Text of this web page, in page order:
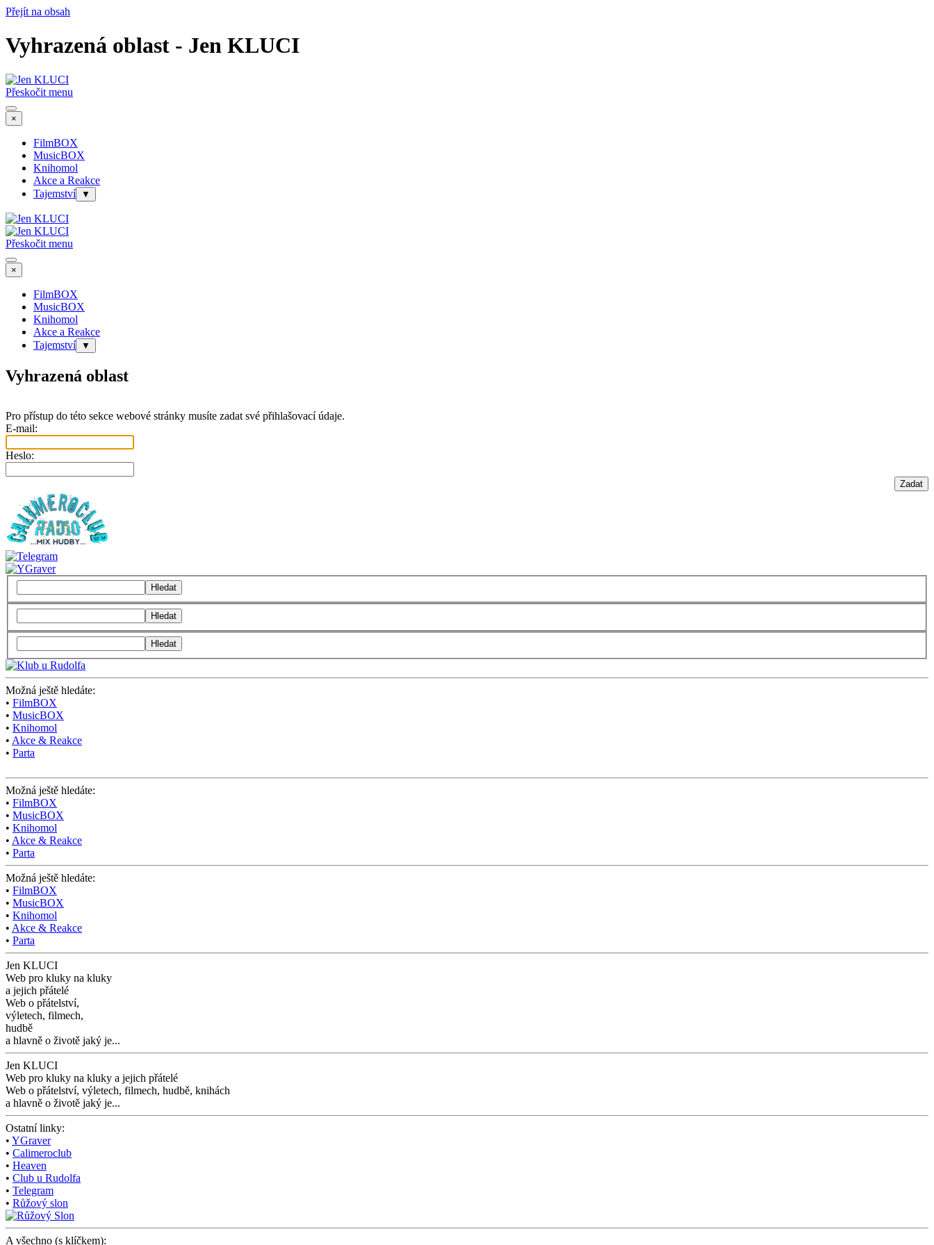
Přejít na obsah
Vyhrazená oblast - Jen KLUCI
Přeskočit menu
×
FilmBOX
MusicBOX
Knihomol
Akce a Reakce
Tajemství
▼
Přeskočit menu
×
FilmBOX
MusicBOX
Knihomol
Akce a Reakce
Tajemství
▼
Vyhrazená oblast
Pro přístup do této sekce webové stránky musíte zadat své přihlašovací údaje.
E-mail:
Heslo:
Hledat
Hledat
Hledat
Možná ještě hledáte:
• FilmBOX
• MusicBOX
• Knihomol
• Akce & Reakce
• Parta
Možná ještě hledáte:
• FilmBOX
• MusicBOX
• Knihomol
• Akce & Reakce
• Parta
Možná ještě hledáte:
• FilmBOX
• MusicBOX
• Knihomol
• Akce & Reakce
• Parta
Jen KLUCI
Web pro kluky na kluky
a jejich přátelé
Web o přátelství,
výletech, filmech,
hudbě
a hlavně o životě jaký je...
Jen KLUCI
Web pro kluky na kluky a jejich přátelé
Web o přátelství, výletech, filmech, hudbě, knihách
a hlavně o životě jaký je...
Ostatní linky:
• YGraver
• Calimeroclub
• Heaven
• Club u Rudolfa
• Telegram
• Růžový slon
A všechno (s klíčkem):